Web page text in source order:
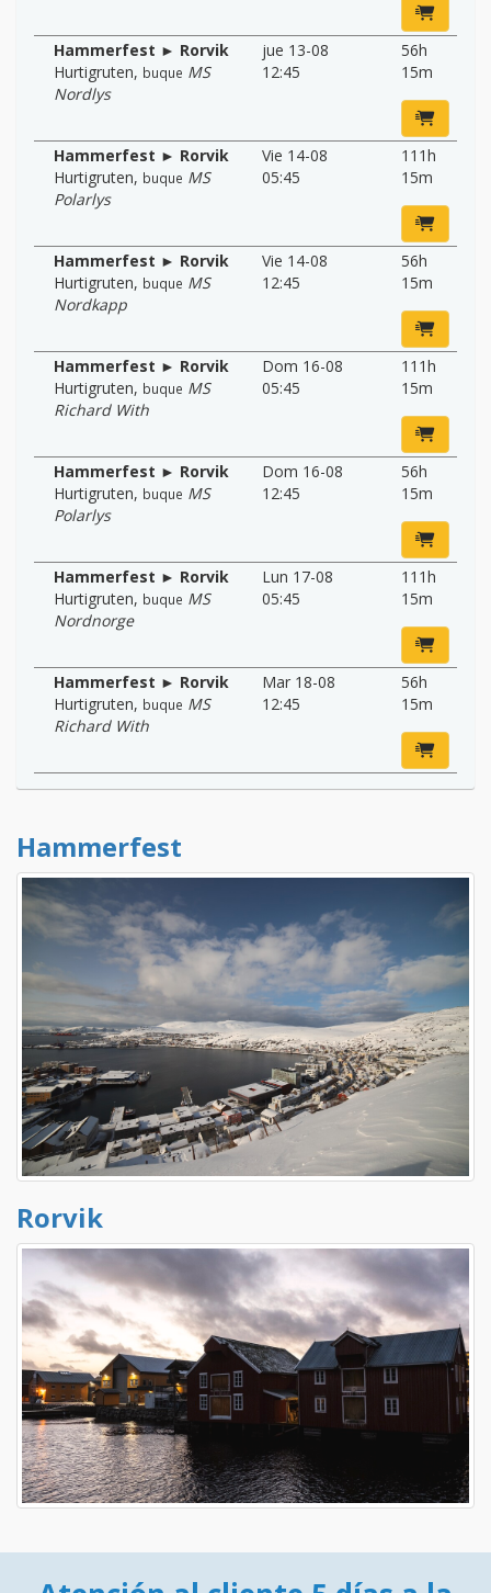
Hammerfest ► Rorvik
Hurtigruten, buque MS
Nordlys
jue 13-08
12:45
56h
15m
Hammerfest ► Rorvik
Hurtigruten, buque MS
Polarlys
Vie 14-08
05:45
111h
15m
Hammerfest ► Rorvik
Hurtigruten, buque MS
Nordkapp
Vie 14-08
12:45
56h
15m
Hammerfest ► Rorvik
Hurtigruten, buque MS
Richard With
Dom 16-08
05:45
111h
15m
Hammerfest ► Rorvik
Hurtigruten, buque MS
Polarlys
Dom 16-08
12:45
56h
15m
Hammerfest ► Rorvik
Hurtigruten, buque MS
Nordnorge
Lun 17-08
05:45
111h
15m
Hammerfest ► Rorvik
Hurtigruten, buque MS
Richard With
Mar 18-08
12:45
56h
15m
Hammerfest
Rorvik